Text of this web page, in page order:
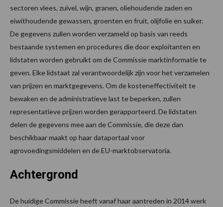
sectoren vlees, zuivel, wijn, granen, oliehoudende zaden en
eiwithoudende gewassen, groenten en fruit, olijfolie en suiker.
De gegevens zullen worden verzameld op basis van reeds
bestaande systemen en procedures die door exploitanten en
lidstaten worden gebruikt om de Commissie marktinformatie te
geven. Elke lidstaat zal verantwoordelijk zijn voor het verzamelen
van prijzen en marktgegevens. Om de kosteneffectiviteit te
bewaken en de administratieve last te beperken, zullen
representatieve prijzen worden gerapporteerd. De lidstaten
delen de gegevens mee aan de Commissie, die deze dan
beschikbaar maakt op haar dataportaal voor
agrovoedingsmiddelen en de EU-marktobservatoria.
Achtergrond
De huidige Commissie heeft vanaf haar aantreden in 2014 werk